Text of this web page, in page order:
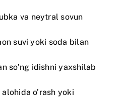
va neytral sovun
suvi yoki soda bilan
so’ng idishni yaxshilab
o’rash yoki